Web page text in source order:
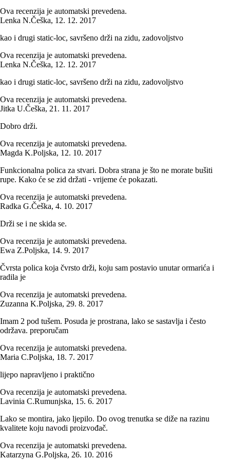
Ova recenzija je automatski prevedena.
Lenka N.Češka, 12. 12. 2017
kao i drugi static-loc, savršeno drži na zidu, zadovoljstvo
Ova recenzija je automatski prevedena.
Lenka N.Češka, 12. 12. 2017
kao i drugi static-loc, savršeno drži na zidu, zadovoljstvo
Ova recenzija je automatski prevedena.
Jitka U.Češka, 21. 11. 2017
Dobro drži.
Ova recenzija je automatski prevedena.
Magda K.Poljska, 12. 10. 2017
Funkcionalna polica za stvari. Dobra strana je što ne morate bušiti
rupe. Kako će se zid držati - vrijeme će pokazati.
Ova recenzija je automatski prevedena.
Radka G.Češka, 4. 10. 2017
Drži se i ne skida se.
Ova recenzija je automatski prevedena.
Ewa Z.Poljska, 14. 9. 2017
Čvrsta polica koja čvrsto drži, koju sam postavio unutar ormarića i
radila je
Ova recenzija je automatski prevedena.
Zuzanna K.Poljska, 29. 8. 2017
Imam 2 pod tušem. Posuda je prostrana, lako se sastavlja i često
održava. preporučam
Ova recenzija je automatski prevedena.
Maria C.Poljska, 18. 7. 2017
lijepo napravljeno i praktično
Ova recenzija je automatski prevedena.
Lavinia C.Rumunjska, 15. 6. 2017
Lako se montira, jako ljepilo. Do ovog trenutka se diže na razinu
kvalitete koju navodi proizvođač.
Ova recenzija je automatski prevedena.
Katarzyna G.Poljska, 26. 10. 2016